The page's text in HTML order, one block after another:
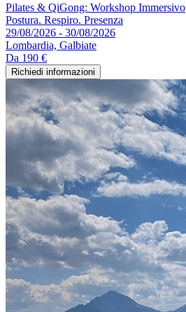
Pilates & QiGong: Workshop Immersivo
Postura. Respiro. Presenza
29/08/2026 - 30/08/2026
Lombardia, Galbiate
Da 190 €
Richiedi informazioni